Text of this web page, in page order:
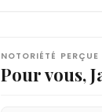
NOTORIÉTÉ PERÇUE
Pour vous,